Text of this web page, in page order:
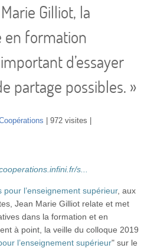
IA
IMT
connecter
Gilliot, la
en formation
d’essayer
partage possibles. »
972 visites
s...
pour l’enseignement supérieur, aux
Jean Marie Gilliot relate et met
dans la formation et en
à point, la veille du colloque 2019
l’enseignement supérieur" sur le